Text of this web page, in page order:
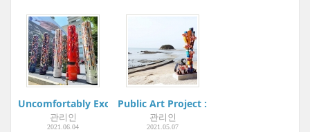
Uncomfortably Exciting | Gangnam Interior Design Week |
관리인
2021.06.04
Public Art Project : Youngheung-do
관리인
2021.05.07